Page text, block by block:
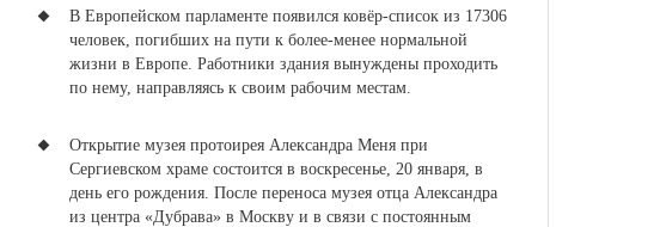
В Европейском парламенте появился ковёр-список из 17306
человек, погибших на пути к более-менее нормальной
жизни в Европе. Работники здания вынуждены проходить
по нему, направляясь к своим рабочим местам.
Открытие музея протоирея Александра Меня при
Сергиевском храме состоится в воскресенье, 20 января, в
день его рождения. После переноса музея отца Александра
из центра «Дубрава» в Москву и в связи с постоянным